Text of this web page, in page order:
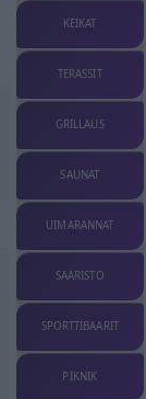
KEIKAT
TERASSIT
GRILLAUS
SAUNAT
UIMARANNAT
SAARISTO
SPORTTIBAARIT
PIKNIK